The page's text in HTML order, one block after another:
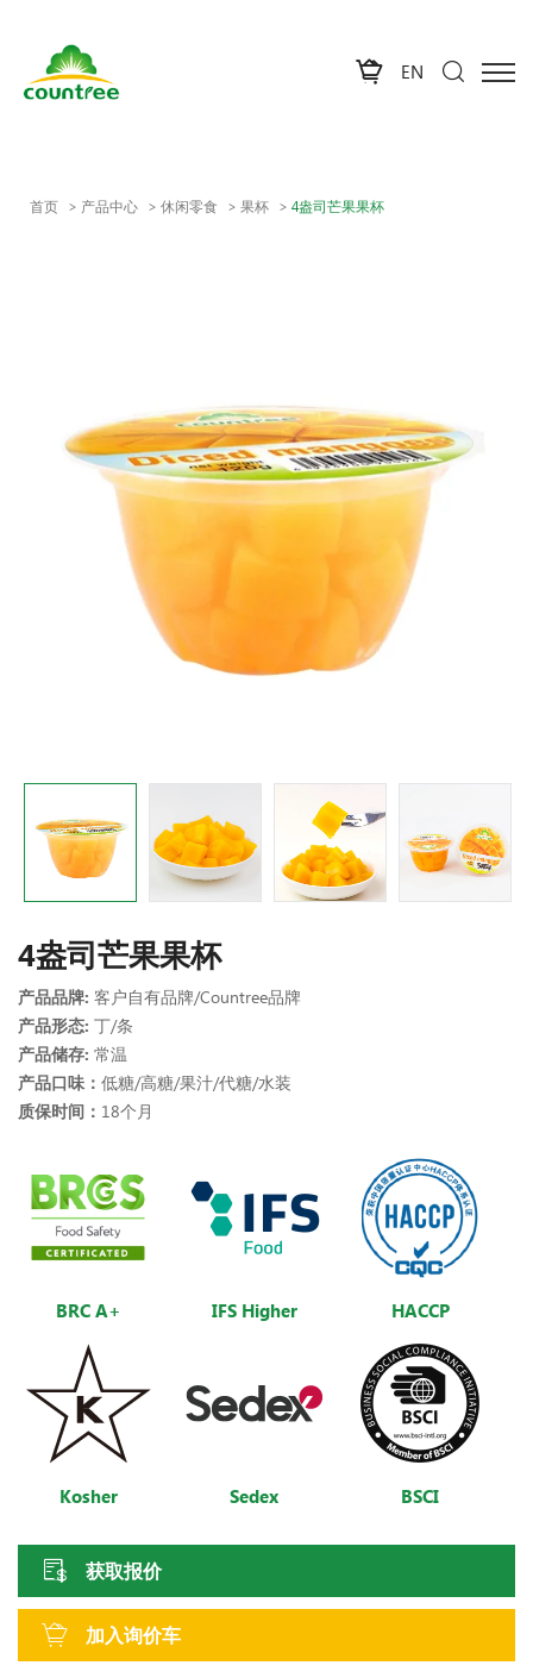
EN
首页 产品中心 休闲零食 果杯 4盎司芒果果杯
4盎司芒果果杯
产品品牌: 客户自有品牌/Countree品牌
产品形态: 丁/条
产品储存: 常温
产品口味： 低糖/高糖/果汁/代糖/水装
质保时间： 18个月
BRC A+ IFS Higher HACCP
Kosher Sedex BSCI
获取报价
加入询价车